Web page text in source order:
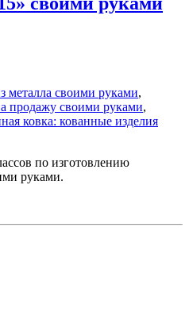
металла своими руками,
продажу своими руками,
ковка: кованные изделия
по изготовлению
руками.